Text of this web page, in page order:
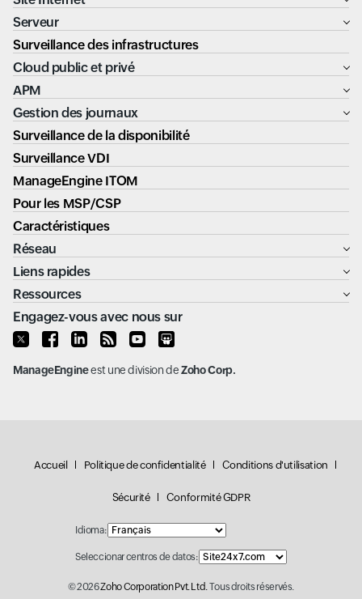
Serveur
Surveillance des infrastructures
Cloud public et privé
APM
Gestion des journaux
Surveillance de la disponibilité
Surveillance VDI
ManageEngine ITOM
Pour les MSP/CSP
Caractéristiques
Réseau
Liens rapides
Ressources
Engagez-vous avec nous sur
ManageEngineest une division deZoho Corp.
Accueil Politique de confidentialité Conditions d'utilisation
Sécurité Conformité GDPR
Idioma:
Seleccionar centros de datos:
© 2026Zoho Corporation Pvt. Ltd. Tous droits réservés.